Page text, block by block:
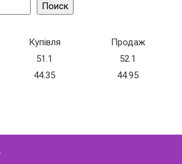
Поиск
Купівля
Продаж
51.1
52.1
44.35 44.95